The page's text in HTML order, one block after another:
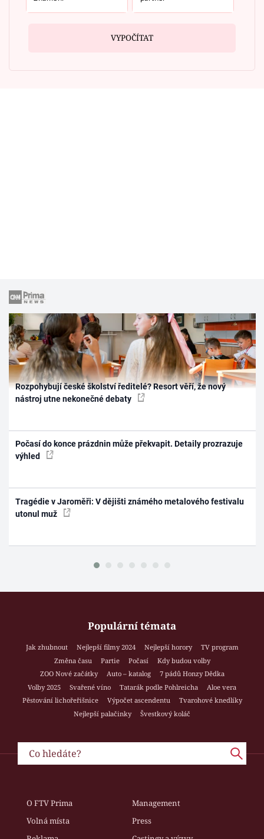
VYPOČÍTAT
Rozpohybují české školství ředitelé? Resort věří, že nový
nástroj utne nekonečné debaty
Počasí do konce prázdnin může překvapit. Detaily prozrazuje
výhled
Tragédie v Jaroměři: V dějišti známého metalového festivalu
utonul muž
Populární témata
Jak zhubnout Nejlepší filmy 2024 Nejlepší horory
TV program
Změna času
Partie Počasí
Kdy budou volby
ZOO Nové začátky
Auto – katalog
7 pádů Honzy Dědka
Volby 2025
Svařené víno Tatarák podle Pohlreicha
Aloe vera
Pěstování lichořeřišnice
Výpočet ascendentu
Tvarohové knedlíky
Nejlepší palačinky
Švestkový koláč
O FTV Prima
Management
Volná místa
Press